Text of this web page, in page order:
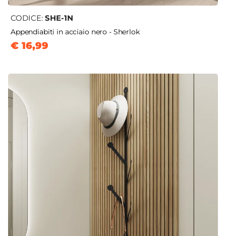
CODICE: SHE-1N
Appendiabiti in acciaio nero - Sherlok
€ 16,99